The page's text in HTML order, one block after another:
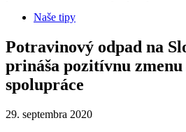
Naše tipy
Potravinový odpad na
prináša pozitívnu
spolupráce
29. septembra 2020